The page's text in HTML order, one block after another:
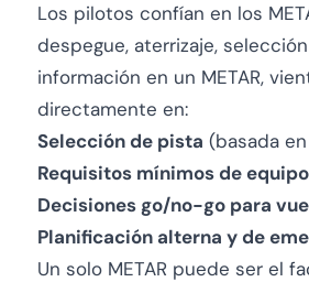
Los pilotos confían en los
despegue, aterrizaje,
información en un METAR,
directamente en:
Selección de pista (basada
Requisitos mínimos de
Decisiones go/no-go para
Planificación alterna y de
Un solo METAR puede ser el